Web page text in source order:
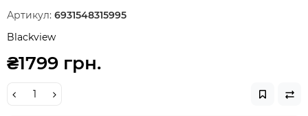
Артикул: 6931548315995
Blackview
₴1799 грн.